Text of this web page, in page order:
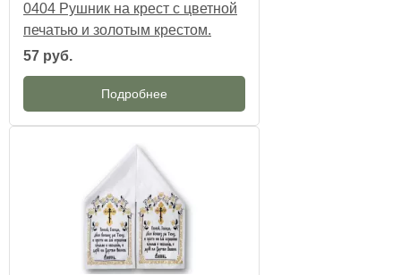
0404 Рушник на крест с цветной
печатью и золотым крестом.
57 руб.
Подробнее